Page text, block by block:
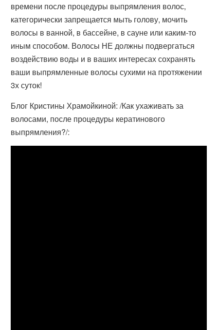
времени после процедуры выпрямления волос,
категорически запрещается мыть голову, мочить
волосы в ванной, в бассейне, в сауне или каким-то
иным способом. Волосы НЕ должны подвергаться
воздействию воды и в ваших интересах сохранять
ваши выпрямленные волосы сухими на протяжении
3х суток!
Блог Кристины Храмойкиной: /Как ухаживать за
волосами, после процедуры кератинового
выпрямления?/: